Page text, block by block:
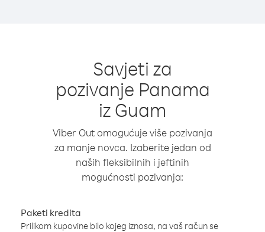
Savjeti za
pozivanje Panama
iz Guam
Viber Out omogućuje više pozivanja
za manje novca. Izaberite jedan od
naših fleksibilnih i jeftinih
mogućnosti pozivanja:
Paketi kredita
Prilikom kupovine bilo kojeg iznosa, na vaš račun se